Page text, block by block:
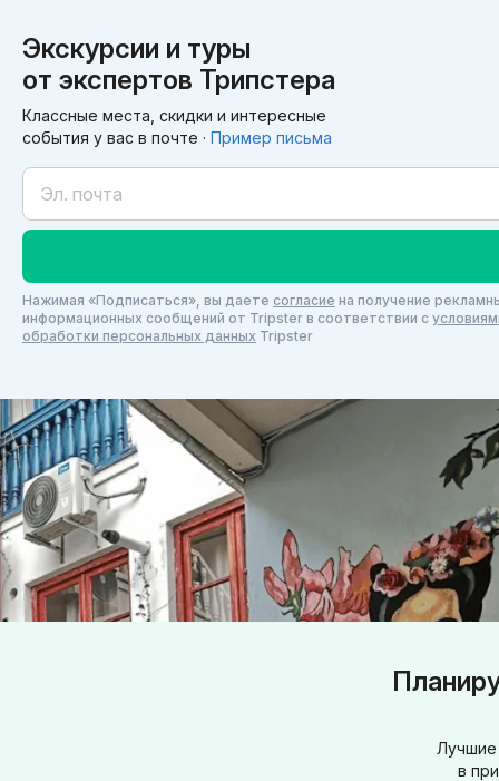
Экскурсии и туры
от экспертов Трипстера
Классные места, скидки и интересные
события у вас в почте · Пример письма
Нажимая «Подписаться», вы даете согласие на получение
информационных сообщений от Tripster в соответствии c
обработки персональных данных Tripster
в